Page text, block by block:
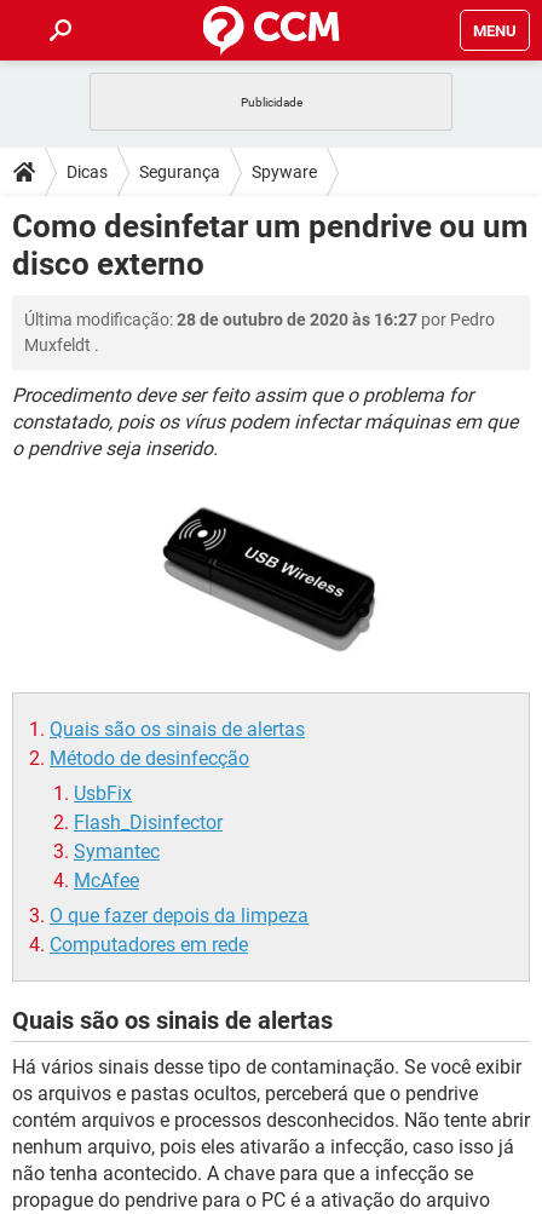
MENU
CELULAR FACEBOOK
OUTLOOK EXCEL
INSTAGRAM
DICAS
JOGOS WHATSAPP
CELULAR FACEBOOK
INSTAGRAM GMAIL
DOWNLOADS
JOGOS
OUTLOOK
INSTAGRAM GMAIL
GUIA DE COMPRAS
FÓRUM
JOGOS WHATSAPP
OUTLOOK EXCEL
INSTAGRAM
GLOSSÁRIO
JOGOS WHATSAPP
CELULAR FACEBOOK
Dicas Segurança Spyware
Como desinfetar um pendrive ou um
disco externo
Última modificação:28 de outubro de 2020 às 16:27 por Pedro
Muxfeldt .
Procedimento deve ser feito assim que o problema for
constatado, pois os vírus podem infectar máquinas em que
o pendrive seja inserido.
Quais são os sinais de alertas
Método de desinfecção
UsbFix
Flash_Disinfector
Symantec
McAfee
O que fazer depois da limpeza
Computadores em rede
Quais são os sinais de alertas
Há vários sinais desse tipo de contaminação. Se você exibir
os arquivos e pastas ocultos, perceberá que o pendrive
contém arquivos e processos desconhecidos. Não tente abrir
nenhum arquivo, pois eles ativarão a infecção, caso isso já
não tenha acontecido. A chave para que a infecção se
propague do pendrive para o PC é a ativação do arquivo